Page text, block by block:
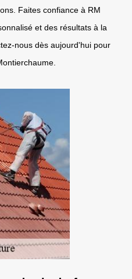
Faites confiance à RM
et des résultats à la
nous dès aujourd'hui pour